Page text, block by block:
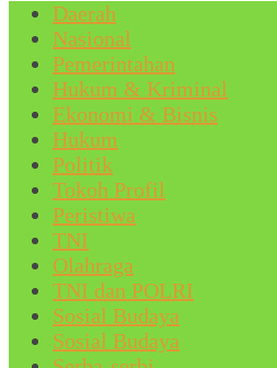
Daerah
Nasional
Pemerintahan
Hukum & Kriminal
Ekonomi & Bisnis
Hukum
Politik
Tokoh Profil
Peristiwa
TNI
Olahraga
TNI dan POLRI
Sosial Budaya
Sosial Budaya